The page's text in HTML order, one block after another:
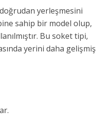
yerleşmesini
sahip bir model olup,
Bu soket tipi,
yerini daha gelişmiş